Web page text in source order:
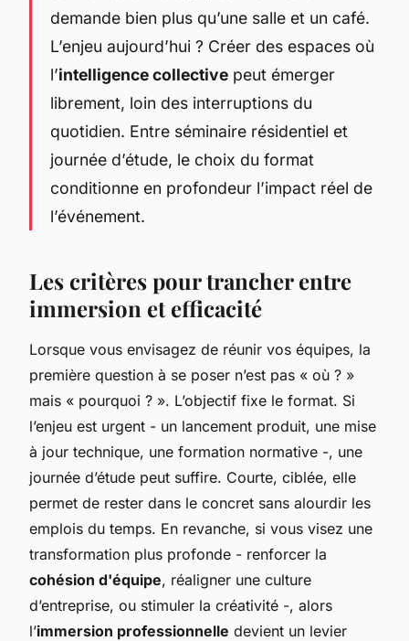
demande bien plus qu’une salle et un café.
L’enjeu aujourd’hui ? Créer des espaces où
l’intelligence collective peut émerger
librement, loin des interruptions du
quotidien. Entre séminaire résidentiel et
journée d’étude, le choix du format
conditionne en profondeur l’impact réel de
l’événement.
Les critères pour trancher entre
immersion et efficacité
Lorsque vous envisagez de réunir vos équipes, la
première question à se poser n’est pas « où ? »
mais « pourquoi ? ». L’objectif fixe le format. Si
l’enjeu est urgent - un lancement produit, une mise
à jour technique, une formation normative -, une
journée d’étude peut suffire. Courte, ciblée, elle
permet de rester dans le concret sans alourdir les
emplois du temps. En revanche, si vous visez une
transformation plus profonde - renforcer la
cohésion d'équipe, réaligner une culture
d’entreprise, ou stimuler la créativité -, alors
l’immersion professionnelle devient un levier